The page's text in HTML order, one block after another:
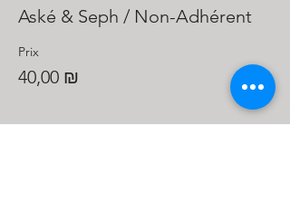
Aské & Seph / Non-Adhérent
Prix
40,00 ₪